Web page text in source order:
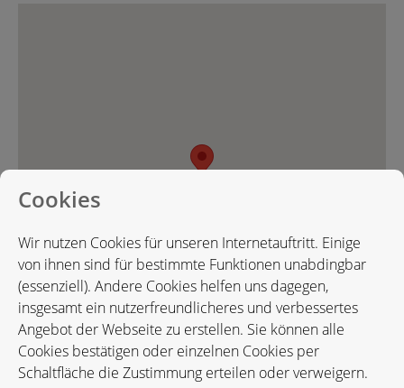
Karte in Google Maps öffnen
Cookies
Wir nutzen Cookies für unseren Internetauftritt. Einige
von ihnen sind für bestimmte Funktionen unabdingbar
(essenziell). Andere Cookies helfen uns dagegen,
insgesamt ein nutzerfreundlicheres und verbessertes
Angebot der Webseite zu erstellen. Sie können alle
Cookies bestätigen oder einzelnen Cookies per
Schaltfläche die Zustimmung erteilen oder verweigern.